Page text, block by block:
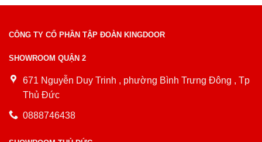
CÔNG TY CỔ PHẦN TẬP ĐOÀN KINGDOOR
SHOWROOM QUẬN 2
671 Nguyễn Duy Trinh , phường Bình Trưng Đông , Tp
Thủ Đức
0888746438